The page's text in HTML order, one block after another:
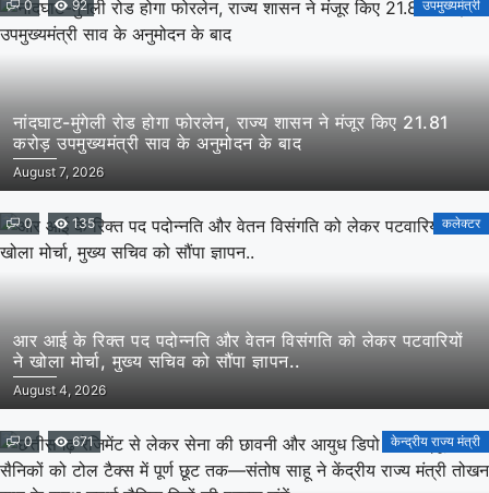
0 92 उपमुख्यमंत्री
नांदघाट-मुंगेली रोड होगा फोरलेन, राज्य शासन ने मंजूर किए 21.81
करोड़ उपमुख्यमंत्री साव के अनुमोदन के बाद
August 7, 2026
0 135 कलेक्टर
आर आई के रिक्त पद पदोन्नति और वेतन विसंगति को लेकर पटवारियों
ने खोला मोर्चा, मुख्य सचिव को सौंपा ज्ञापन..
August 4, 2026
0 671 केन्द्रीय राज्य मंत्री